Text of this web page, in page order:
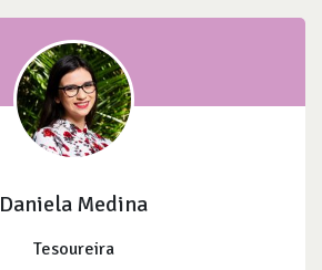
Daniela Medina
Tesoureira